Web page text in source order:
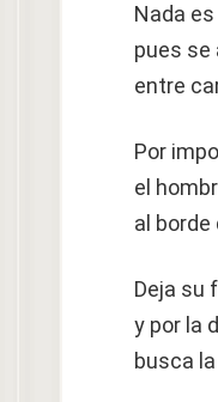
Nada
pues se
entre
Por
el
al borde
Deja su
y por la
busca